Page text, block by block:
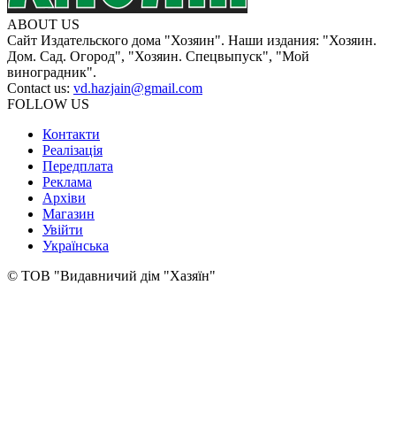
ABOUT US
Сайт Издательского дома "Хозяин". Наши издания: "Хозяин.
Дом. Сад. Огород", "Хозяин. Спецвыпуск", "Мой
виноградник".
Contact us: vd.hazjain@gmail.com
FOLLOW US
Контакти
Реалізація
Передплата
Реклама
Архіви
Магазин
Увійти
Українська
© ТОВ "Видавничий дім "Хазяїн"